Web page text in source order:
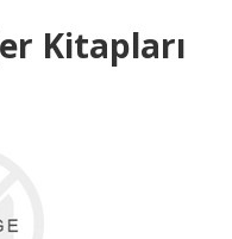
Kitapları